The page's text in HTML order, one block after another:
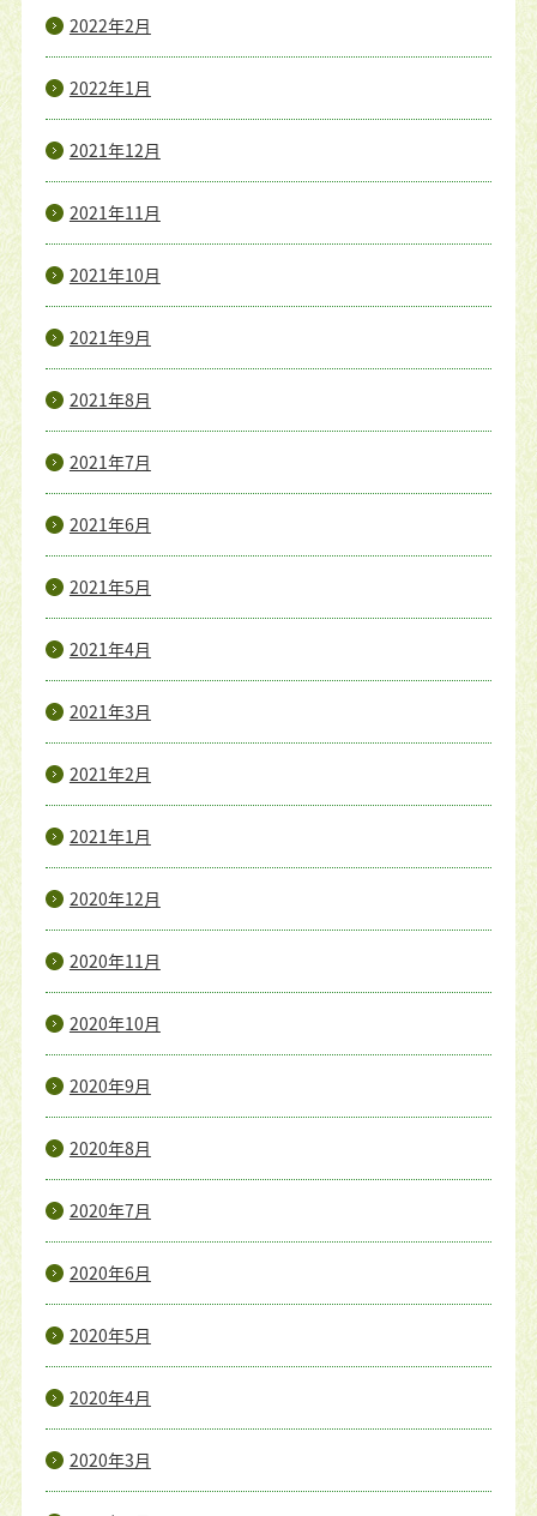
2022年2月
2022年1月
2021年12月
2021年11月
2021年10月
2021年9月
2021年8月
2021年7月
2021年6月
2021年5月
2021年4月
2021年3月
2021年2月
2021年1月
2020年12月
2020年11月
2020年10月
2020年9月
2020年8月
2020年7月
2020年6月
2020年5月
2020年4月
2020年3月